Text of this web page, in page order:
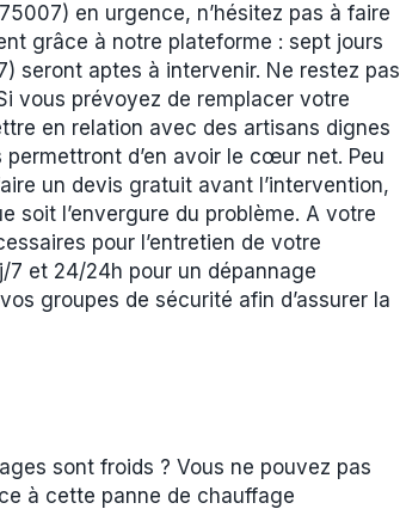
en urgence, n’hésitez pas à faire
grâce à notre plateforme : sept jours
seront aptes à intervenir. Ne restez pas
vous prévoyez de remplacer votre
en relation avec des artisans dignes
d’en avoir le cœur net. Peu
un devis gratuit avant l’intervention,
soit l’envergure du problème. A votre
pour l’entretien de votre
7 et 24/24h pour un dépannage
groupes de sécurité afin d’assurer la
sont froids ? Vous ne pouvez pas
à cette panne de chauffage